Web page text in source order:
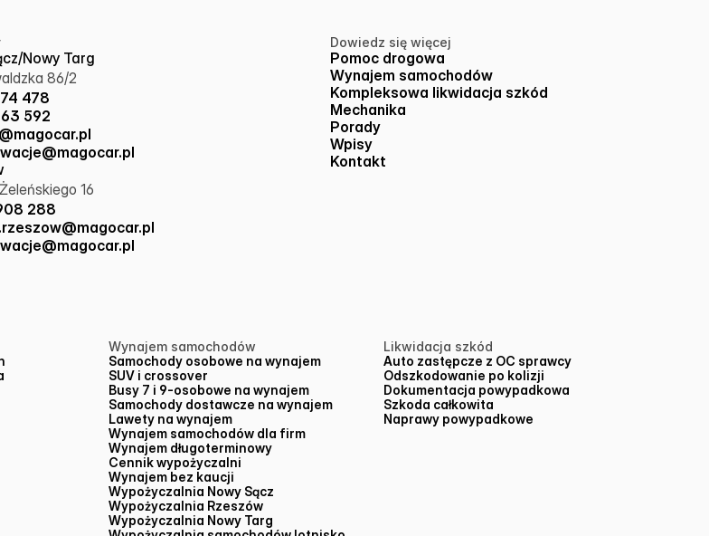
Nowy Targ
86/2
478
592
16
288
Dowiedz się więcej
Pomoc drogowa
Wynajem samochodów
Kompleksowa likwidacja szkód
Mechanika
Porady
Wpisy
Kontakt
Wynajem samochodów
Samochody osobowe na wynajem
SUV i crossover
Busy 7 i 9-osobowe na wynajem
Samochody dostawcze na wynajem
Lawety na wynajem
Wynajem samochodów dla firm
Wynajem długoterminowy
Cennik wypożyczalni
Wynajem bez kaucji
Wypożyczalnia Nowy Sącz
Wypożyczalnia Rzeszów
Wypożyczalnia Nowy Targ
Likwidacja szkód
Auto zastępcze z OC sprawcy
Odszkodowanie po kolizji
Dokumentacja powypadkowa
Szkoda całkowita
Naprawy powypadkowe